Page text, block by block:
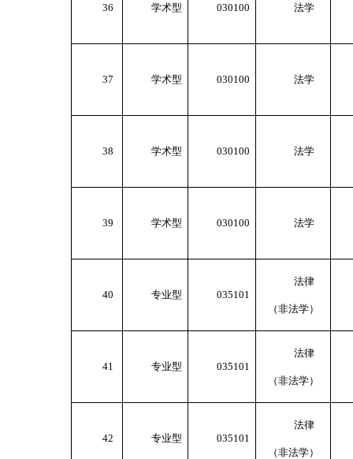
36 学术型 030100 法学
37 学术型 030100 法学
38 学术型 030100 法学
39 学术型 030100 法学
40 专业型 035101
法律
（非法学）
41 专业型 035101
法律
（非法学）
42 专业型 035101
法律
（非法学）